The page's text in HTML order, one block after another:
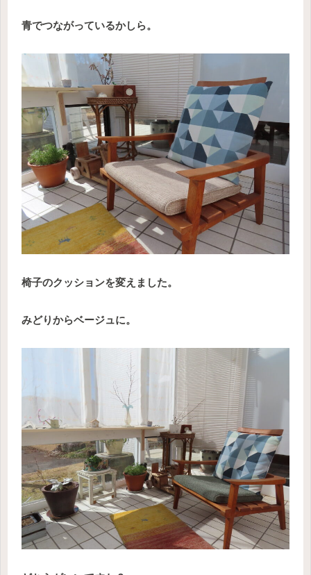
青でつながっているかしら。
椅子のクッションを変えました。
みどりからベージュに。